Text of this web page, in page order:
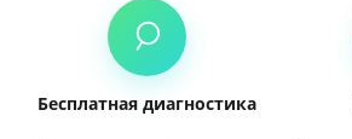
Бесплатная диагностика